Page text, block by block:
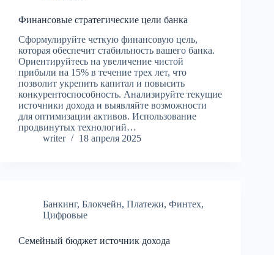
Финансовые стратегические цели банка
Сформулируйте четкую финансовую цель,
которая обеспечит стабильность вашего банка.
Ориентируйтесь на увеличение чистой
прибыли на 15% в течение трех лет, что
позволит укрепить капитал и повысить
конкурентоспособность. Анализируйте текущие
источники дохода и выявляйте возможности
для оптимизации активов. Использование
продвинутых технологий…
writer
18 апреля 2025
Банкинг, Блокчейн, Платежи, Финтех,
Цифровые
Семейный бюджет источник дохода